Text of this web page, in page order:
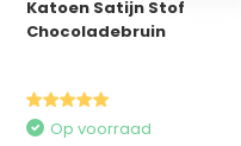
Katoen Satijn Stof
Chocoladebruin
Op voorraad